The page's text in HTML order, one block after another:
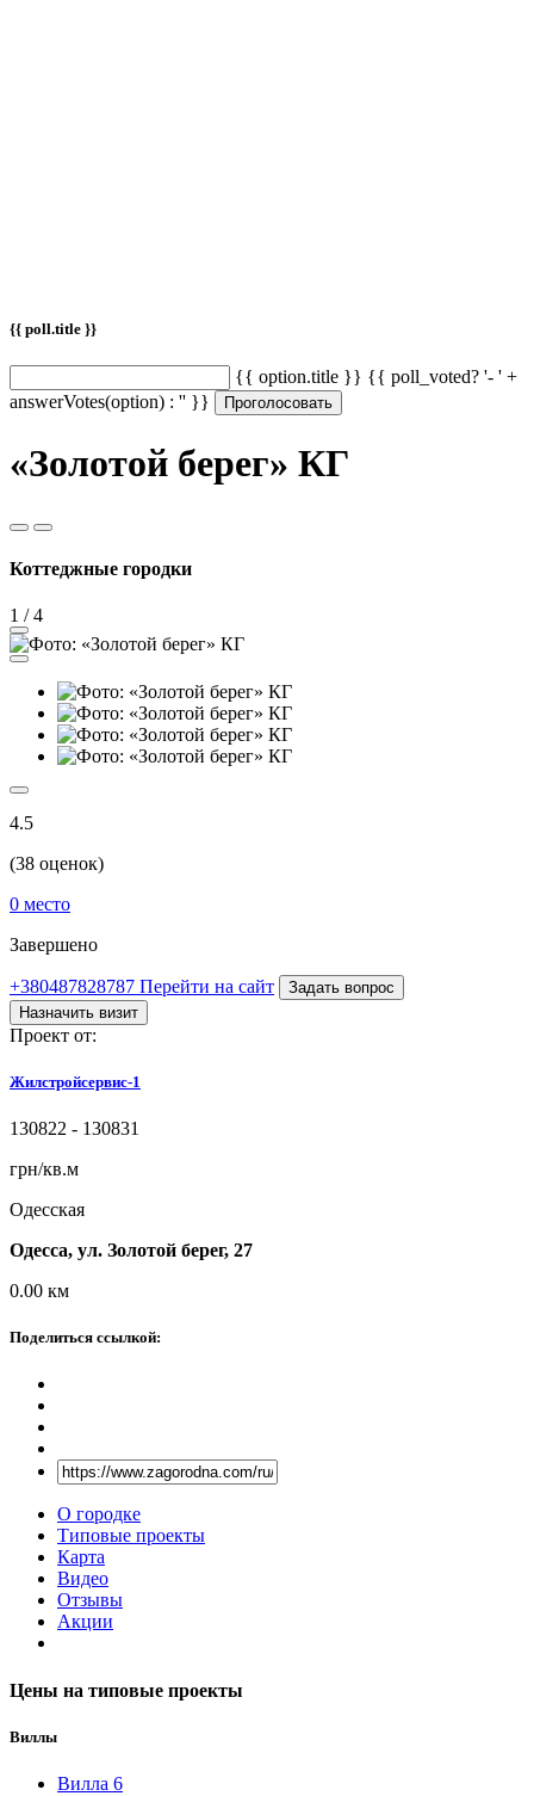
{{ poll.title }}
{{ option.title }} {{ poll_voted? '- ' +
answerVotes(option) : '' }}
Проголосовать
«Золотой берег» КГ
Коттеджные городки
1 / 4
4.5
(38 оценок)
0 место
Завершено
+380487828787 Перейти на сайт
Задать вопрос
Назначить визит
Проект от:
Жилстройсервис-1
130822 - 130831
грн/кв.м
Одесская
Одесса, ул. Золотой берег, 27
0.00 км
Поделиться ссылкой:
О городке
Типовые проекты
Карта
Видео
Отзывы
Акции
Цены на типовые проекты
Виллы
Вилла 6